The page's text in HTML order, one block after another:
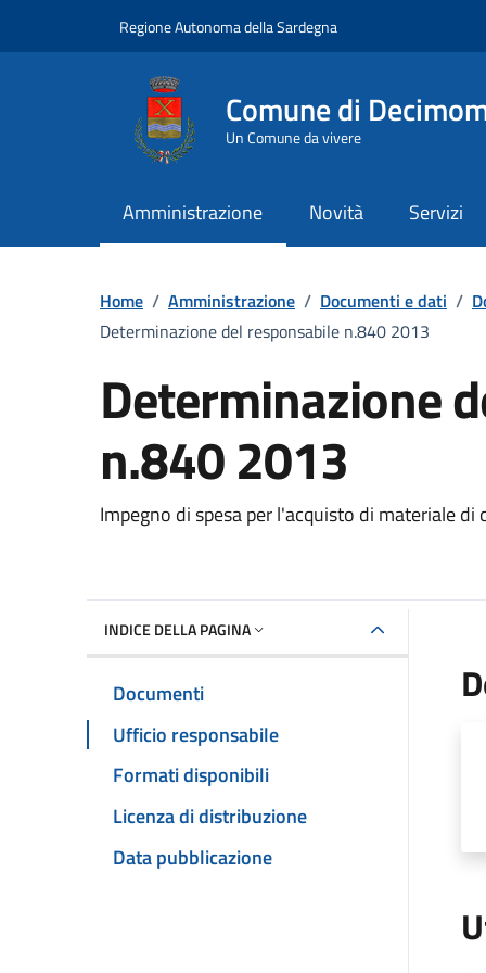
Regione Autonoma della Sardegna
Comune di
Un Comune da vivere
Amministrazione Novità Servizi
Home / Amministrazione / Documenti e dati /
Determinazione del responsabile n.840 2013
Determinazione
n.840 2013
Dettaglio del documento
Impegno di spesa per l'acquisto di materiale
INDICE DELLA PAGINA
Documenti
Ufficio responsabile
Formati disponibili
Licenza di distribuzione
Data pubblicazione